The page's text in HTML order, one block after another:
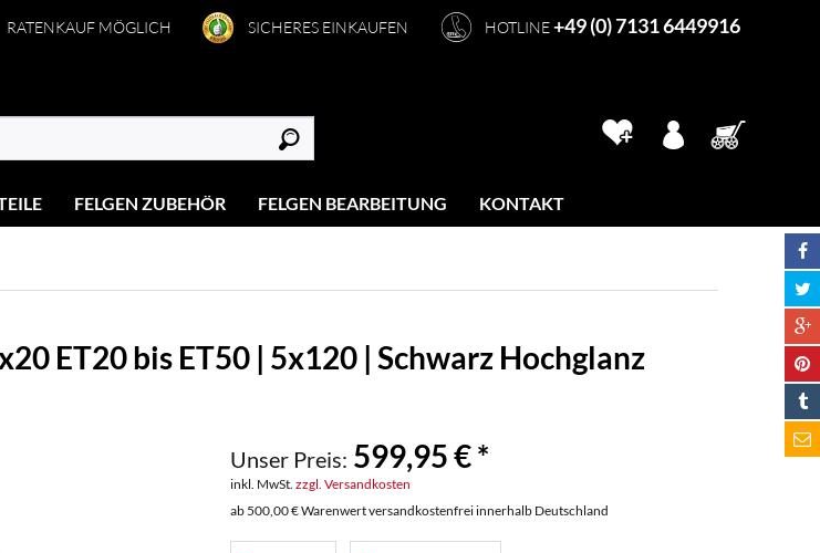
RATENKAUF MÖGLICH SICHERES EINKAUFEN HOTLINE+49 (0) 7131 6449916
FELGEN ZUBEHÖR FELGEN BEARBEITUNG KONTAKT
ET20 bis ET50 | 5x120 | Schwarz Hochglanz
Unser Preis: 599,95 € *
inkl. MwSt.zzgl. Versandkosten
ab 500,00 € Warenwert versandkostenfrei innerhalb Deutschland